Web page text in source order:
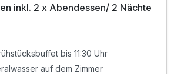
inkl. 2 x Abendessen/ 2 Nächte
bis 11:30 Uhr
auf dem Zimmer